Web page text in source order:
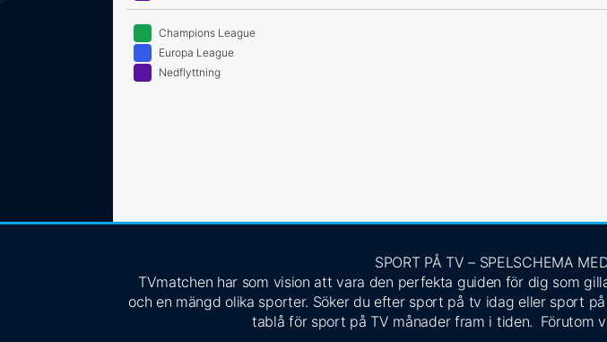
Champions League
Europa League
Nedflyttning
SPORT PÅ TV – SPELSCHEMA
TVmatchen har som vision att vara den perfekta guiden för dig som
och en mängd olika sporter. Söker du efter sport på tv idag eller sport
tablå för sport på TV månader fram i tiden. Förutom